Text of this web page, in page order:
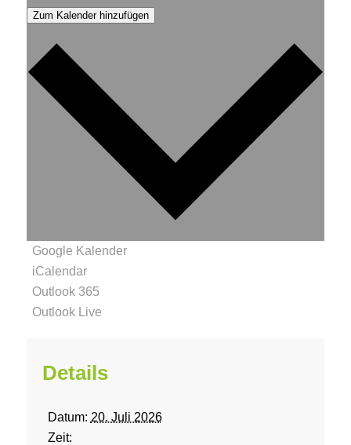
Zum Kalender hinzufügen
Google Kalender
iCalendar
Outlook 365
Outlook Live
Details
Datum: 20. Juli 2026
Zeit: